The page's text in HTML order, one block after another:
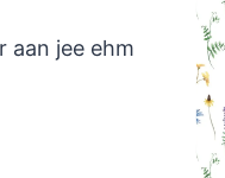
aan jee ehm